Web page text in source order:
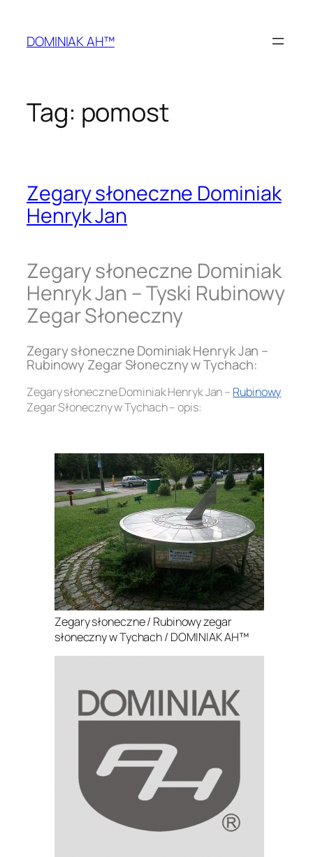
treściDOMINIAK AH™
Tag: pomost
Zegary słoneczne Dominiak
Henryk Jan
Zegary słoneczne Dominiak
Henryk Jan – Tyski Rubinowy
Zegar Słoneczny
Zegary słoneczne Dominiak Henryk Jan –
Rubinowy Zegar Słoneczny w Tychach:
Zegary słoneczne Dominiak Henryk Jan – Rubinowy
Zegar Słoneczny w Tychach – opis:
Zegary słoneczne / Rubinowy zegar
słoneczny w Tychach / DOMINIAK AH™